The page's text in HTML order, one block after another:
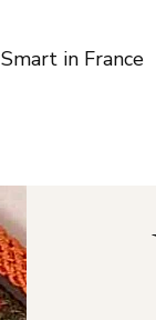
Smart in France